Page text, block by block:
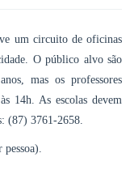
um circuito de oficinas
O público alvo são
mas os professores
14h. As escolas devem
(87) 3761-2658.